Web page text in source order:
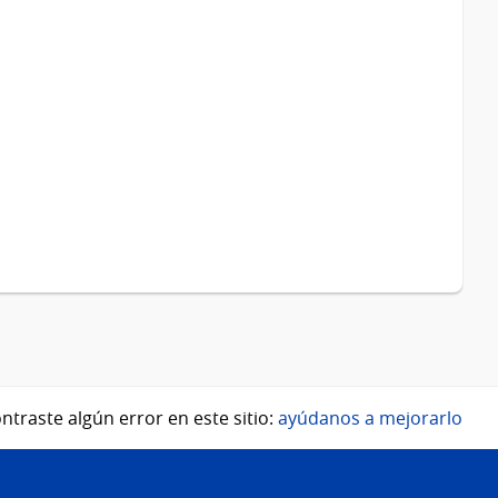
algún error en este sitio: ayúdanos a mejorarlo